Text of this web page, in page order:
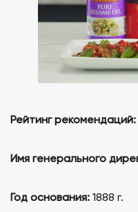
Рейтинг рекомендаций:
Имя генерального
Год основания: 1888 г.